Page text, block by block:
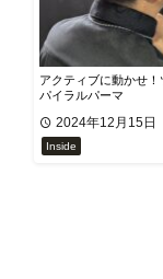
アクティブに動かせ！
パイラルパーマ
2024年12月15日
Inside